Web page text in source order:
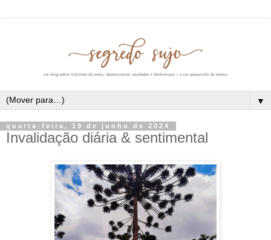
▼
quarta-feira, 19 de junho de 2024
Invalidação diária & sentimental